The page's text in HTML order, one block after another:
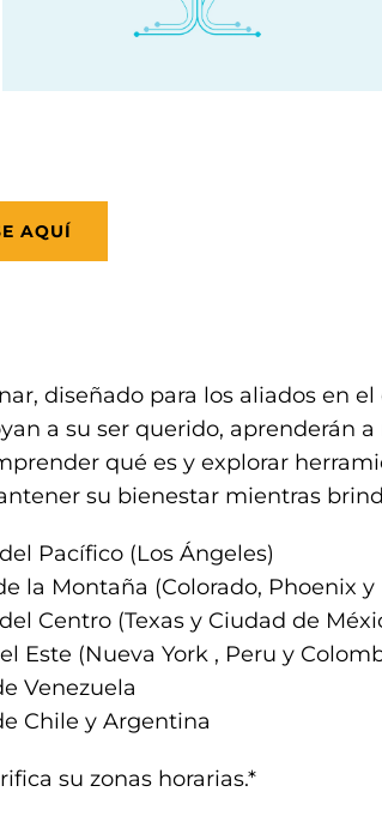
AQUÍ
diseñado para los aliados en
a su ser querido, aprenderán
qué es y explorar
su bienestar mientras
Pacífico (Los Ángeles)
la Montaña (Colorado, Phoenix
Centro (Texas y Ciudad de
Este (Nueva York , Peru y
Venezuela
Chile y Argentina
su zonas horarias.*